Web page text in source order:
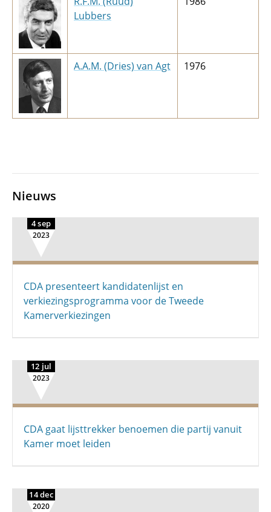
Lubbers
A.A.M. (Dries) van Agt 1976
Nieuws
4 sep
2023
CDA presenteert kandidatenlijst en
verkiezingsprogramma voor de Tweede
Kamerverkiezingen
12 jul
2023
CDA gaat lijsttrekker benoemen die partij vanuit
Kamer moet leiden
14 dec
2020